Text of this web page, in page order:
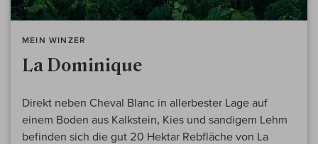
MEIN WINZER
La Dominique
Direkt neben Cheval Blanc in allerbester Lage auf
einem Boden aus Kalkstein, Kies und sandigem Lehm
befinden sich die gut 20 Hektar Rebfläche von La